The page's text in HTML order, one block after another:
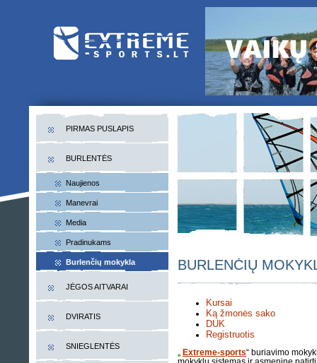
EXTREME-SPORTS.LT
BURLENČIŲ
Kursai
Ką žmonės sako
DUK
Registruotis
Extreme-sports“ buriavimo
mokyklų sistemas ir asmeninę
PIRMAS PUSLAPIS
BURLENTĖS
Naujienos
Manevrai
Media
Pradinukams
Burlenčių mokykla
JĖGOS AITVARAI
DVIRATIS
SNIEGLENTĖS